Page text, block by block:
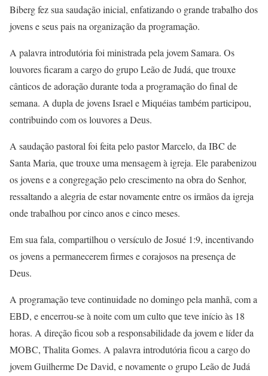
Biberg fez sua saudação inicial, enfatizando o grande trabalho dos
jovens e seus pais na organização da programação.
A palavra introdutória foi ministrada pela jovem Samara. Os
louvores ficaram a cargo do grupo Leão de Judá, que trouxe
cânticos de adoração durante toda a programação do final de
semana. A dupla de jovens Israel e Miquéias também participou,
contribuindo com os louvores a Deus.
A saudação pastoral foi feita pelo pastor Marcelo, da IBC de
Santa Maria, que trouxe uma mensagem à igreja. Ele parabenizou
os jovens e a congregação pelo crescimento na obra do Senhor,
ressaltando a alegria de estar novamente entre os irmãos da igreja
onde trabalhou por cinco anos e cinco meses.
Em sua fala, compartilhou o versículo de Josué 1:9, incentivando
os jovens a permanecerem firmes e corajosos na presença de
Deus.
A programação teve continuidade no domingo pela manhã, com a
EBD, e encerrou-se à noite com um culto que teve início às 18
horas. A direção ficou sob a responsabilidade da jovem e líder da
MOBC, Thalita Gomes. A palavra introdutória ficou a cargo do
jovem Guilherme De David, e novamente o grupo Leão de Judá